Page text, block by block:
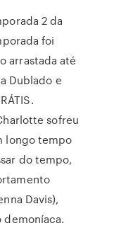
2 da
foi
arrastada até
Dublado e
sofreu
longo tempo
do tempo,
Davis),
demoníaca.